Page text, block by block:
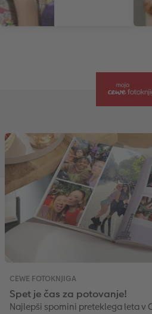
CEWE FOTOKNJIGA
Spet je čas za potovanje!
Najlepši spomini preteklega leta v